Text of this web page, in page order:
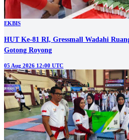
EKBIS
HUT Ke-81 RI, Gressmall Wadahi
Gotong Royong
05 Aug 2026 12:00 UTC